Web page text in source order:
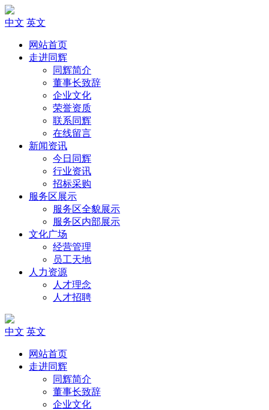
中文 英文
网站首页
走进同辉
同辉简介
董事长致辞
企业文化
荣誉资质
联系同辉
在线留言
新闻资讯
今日同辉
行业资讯
招标采购
服务区展示
服务区全貌展示
服务区内部展示
文化广场
经营管理
员工天地
人力资源
人才理念
人才招聘
中文 英文
网站首页
走进同辉
同辉简介
董事长致辞
企业文化